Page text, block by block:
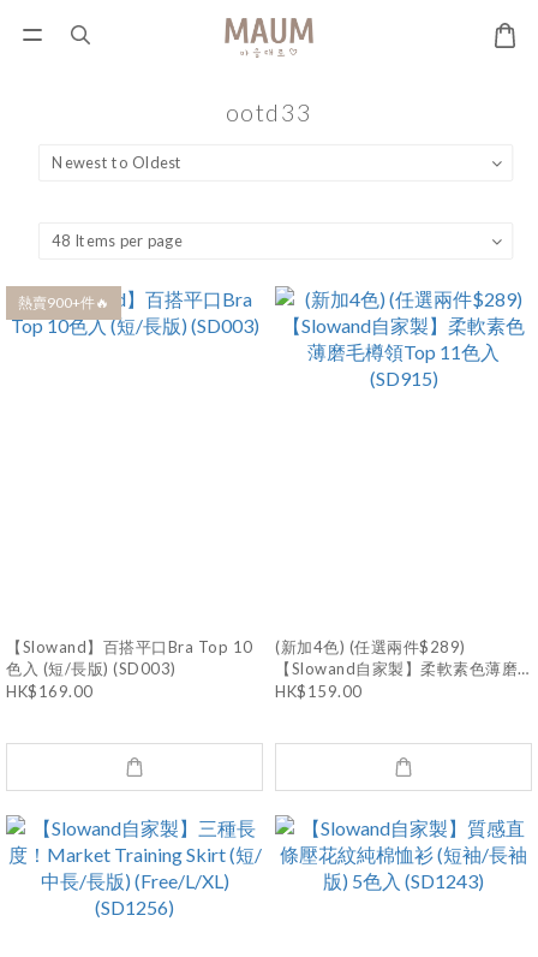
ootd33
熱賣900+件🔥
【Slowand】百搭平口Bra Top 10
色入 (短/長版) (SD003)
HK$169.00
(新加4色) (任選兩件$289)
【Slowand自家製】柔軟素色薄磨
毛樽領Top 11色入 (SD915)
HK$159.00